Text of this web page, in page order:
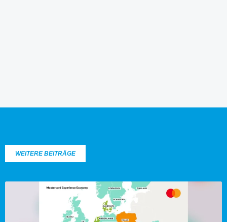
WEITERE BEITRÄGE